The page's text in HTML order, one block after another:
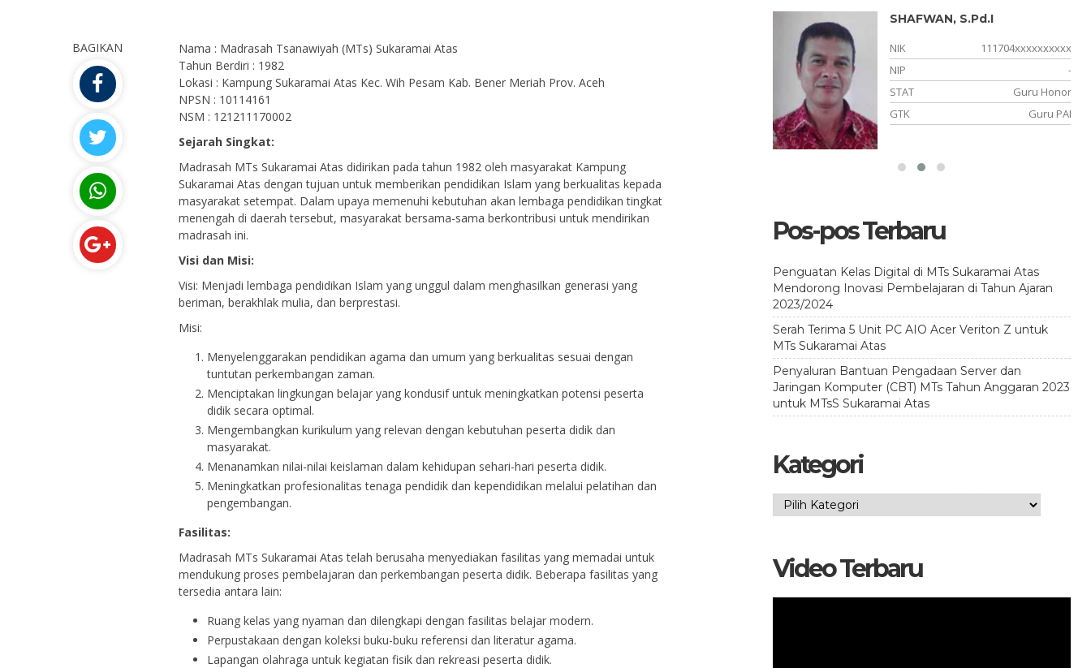
BAGIKAN
Nama : Madrasah Tsanawiyah (MTs) Sukaramai Atas
Tahun Berdiri : 1982
Lokasi : Kampung Sukaramai Atas Kec. Wih Pesam Kab. Bener Meriah Prov. Aceh
NPSN : 10114161
NSM : 121211170002
Sejarah Singkat:
Madrasah MTs Sukaramai Atas didirikan pada tahun 1982 oleh masyarakat Kampung
Sukaramai Atas dengan tujuan untuk memberikan pendidikan Islam yang berkualitas kepada
masyarakat setempat. Dalam upaya memenuhi kebutuhan akan lembaga pendidikan tingkat
menengah di daerah tersebut, masyarakat bersama-sama berkontribusi untuk mendirikan
madrasah ini.
Visi dan Misi:
Visi: Menjadi lembaga pendidikan Islam yang unggul dalam menghasilkan generasi yang
beriman, berakhlak mulia, dan berprestasi.
Misi:
Menyelenggarakan pendidikan agama dan umum yang berkualitas sesuai dengan
tuntutan perkembangan zaman.
Menciptakan lingkungan belajar yang kondusif untuk meningkatkan potensi peserta
didik secara optimal.
Mengembangkan kurikulum yang relevan dengan kebutuhan peserta didik dan
masyarakat.
Menanamkan nilai-nilai keislaman dalam kehidupan sehari-hari peserta didik.
Meningkatkan profesionalitas tenaga pendidik dan kependidikan melalui pelatihan dan
pengembangan.
Fasilitas:
Madrasah MTs Sukaramai Atas telah berusaha menyediakan fasilitas yang memadai untuk
mendukung proses pembelajaran dan perkembangan peserta didik. Beberapa fasilitas yang
tersedia antara lain:
Ruang kelas yang nyaman dan dilengkapi dengan fasilitas belajar modern.
Perpustakaan dengan koleksi buku-buku referensi dan literatur agama.
Lapangan olahraga untuk kegiatan fisik dan rekreasi peserta didik.
111704xxxxxxxxxx
Guru Honor Inpassing
NIK
110715xxxxxxxxxx
NIP
STAT
Guru Honor
GTK
STAT
AFLAHA, S.Hum
NIK
111704xxxxxxxxxx
NIP
-
STAT
Guru Honor Inpassing
GTK
Guru Mapel
Pos-pos Terbaru
Penguatan Kelas Digital di MTs Sukaramai Atas
Mendorong Inovasi Pembelajaran di Tahun Ajaran
2023/2024
Serah Terima 5 Unit PC AIO Acer Veriton Z untuk
MTs Sukaramai Atas
Penyaluran Bantuan Pengadaan Server dan
Jaringan Komputer (CBT) MTs Tahun Anggaran 2023
untuk MTsS Sukaramai Atas
Kategori
Kategori
Video Terbaru